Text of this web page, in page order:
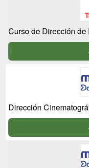
Curso de Dirección de
Dirección